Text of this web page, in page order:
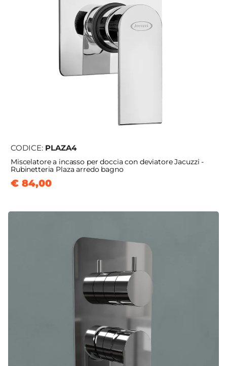
CODICE: PLAZA4
Miscelatore a incasso per doccia con deviatore Jacuzzi -
Rubinetteria Plaza arredo bagno
€ 84,00